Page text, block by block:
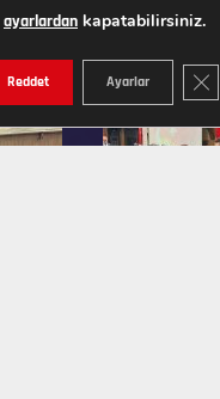
ayarlardan kapatabilirsiniz.
Reddet Ayarlar